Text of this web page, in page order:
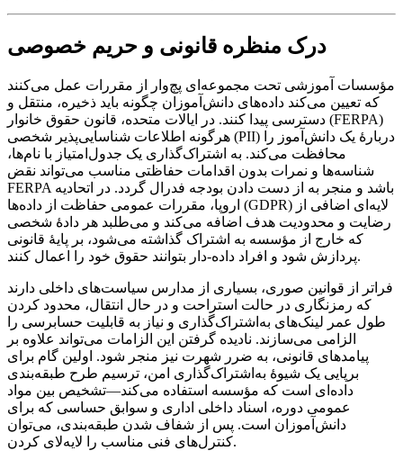
درک منظره قانونی و حریم خصوصی
مؤسسات آموزشی تحت مجموعه‌ای پچ‌وار از مقررات عمل می‌کنند
که تعیین می‌کند داده‌های دانش‌آموزان چگونه باید ذخیره، منتقل و
دسترسی پیدا کنند. در ایالات متحده، قانون حقوق خانوار (FERPA)
هرگونه اطلاعات شناسایی‌پذیر شخصی (PII) دربارهٔ یک دانش‌آموز را
محافظت می‌کند. به اشتراک‌گذاری یک جدول‌امتیاز با نام‌ها،
شناسه‌ها و نمرات بدون اقدامات حفاظتی مناسب می‌تواند نقض
FERPA باشد و منجر به از دست دادن بودجه فدرال گردد. در اتحادیه
اروپا، مقررات عمومی حفاظت از داده‌ها (GDPR) لایه‌ای اضافی از
رضایت و محدودیت هدف اضافه می‌کند و می‌طلبد هر دادهٔ شخصی
که خارج از مؤسسه به اشتراک گذاشته می‌شود، بر پایهٔ قانونی
پردازش شود و افراد داده‑دار بتوانند حقوق خود را اعمال کنند.
فراتر از قوانین صوری، بسیاری از مدارس سیاست‌های داخلی دارند
که رمزنگاری در حالت استراحت و در حال انتقال، محدود کردن
طول عمر لینک‌های به‌اشتراک‌گذاری و نیاز به قابلیت حسابرسی را
الزامی می‌سازند. نادیده گرفتن این الزامات می‌تواند علاوه بر
پیامدهای قانونی، به ضرر شهرت نیز منجر شود. اولین گام برای
برپایی یک شیوهٔ به‌اشتراک‌گذاری امن، ترسیم طرح طبقه‌بندی
داده‌ای است که مؤسسه استفاده می‌کند—تشخیص بین مواد
عمومی دوره، اسناد داخلی اداری و سوابق حساسی‌ که برای
دانش‌آموزان است. پس از شفاف شدن طبقه‌بندی، می‌توان
کنترل‌های فنی مناسب را لایه‌لای کردن.